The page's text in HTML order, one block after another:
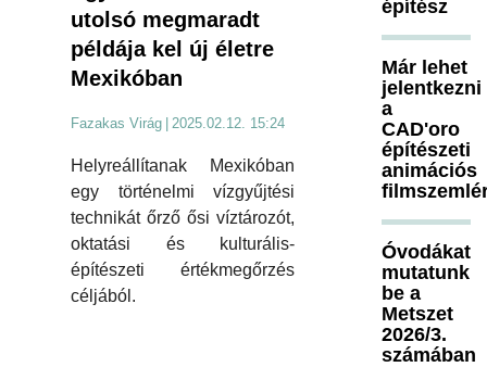
utolsó megmaradt
példája kel új életre
Mexikóban
Fazakas Virág | 2025.02.12. 15:24
Helyreállítanak Mexikóban
egy történelmi vízgyűjtési
technikát őrző ősi víztározót,
oktatási és kulturális-
építészeti értékmegőrzés
céljából.
építész
Már lehet
jelentkezni
a
CAD'oro
építészeti
animációs
Óvodákat
mutatunk
be a
Metszet
2026/3.
számában